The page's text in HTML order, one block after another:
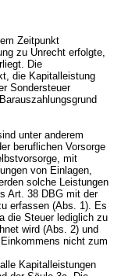
Zeitpunkt
zu Unrecht erfolgte,
Die
die Kapitalleistung
Sondersteuer
unter anderem
beruflichen Vorsorge
mit
von Einlagen,
solche Leistungen
Art. 38 DBG mit der
erfassen (Abs. 1). Es
die Steuer lediglich zu
wird (Abs. 2) und
nicht zum
Kapitalleistungen